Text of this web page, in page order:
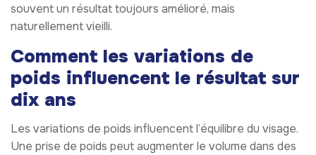
souvent un résultat toujours amélioré, mais
naturellement vieilli.
Comment les variations de
poids influencent le résultat sur
dix ans
Les variations de poids influencent l’équilibre du visage.
Une prise de poids peut augmenter le volume dans des